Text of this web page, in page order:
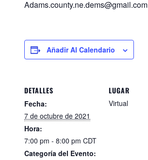
Adams.county.ne.dems@gmail.com
Añadir Al Calendario
DETALLES
Fecha:
7 de octubre de 2021
Hora:
7:00 pm - 8:00 pm CDT
Categoría del Evento:
LUGAR
Virtual